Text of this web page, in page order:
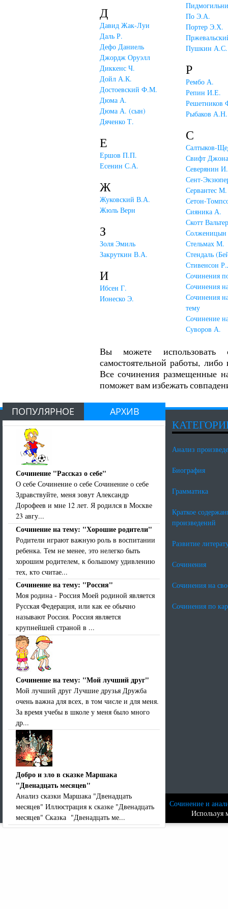
Д
Давид Жак-Луи
Даль Р.
Дефо Даниель
Джордж Оруэлл
Диккенс Ч.
Дойл А.К.
Достоевский Ф.М.
Дюма А.
Дюма А. (сын)
Дяченко Т.
Е
Ершов П.П.
Есенин С.А.
Ж
Жуковский В.А.
Жюль Верн
З
Золя Эмиль
Закруткин В.А.
И
Ибсен Г.
Ионеско Э.
По Э.А.
Портер Э.Х.
Пушкин А.С.
Р
Рембо А.
Репин И.Е.
Решетников
Рыбаков А.Н.
С
Салтыков-
Свифт
Северянин И.
Сент-
Сервантес М.
Сетон-
Сияника А.
Скотт Вальтер
Стельмах М.
Стендаль
Стивенсон
Сочинения
Сочинения
Сочинения
тему
Сочинение
Суворов А.
Вы можете использовать
самостоятельной работы,
Все сочинения размещенные
поможет вам избежать
ПОПУЛЯРНОЕ АРХИВ
Сочинение "Рассказ о себе"
О себе Сочинение о себе Сочинение о себе
Здравствуйте, меня зовут Александр
Дорофеев и мне 12 лет. Я родился в Москве
23 авгу...
Сочинение на тему: "Хорошие родители"
Родители играют важную роль в воспитании
ребенка. Тем не менее, это нелегко быть
хорошим родителем, к большому удивлению
тех, кто считае...
Сочинение на тему: "Россия"
Моя родина - Россия Моей родиной является
Русская Федерация, или как ее обычно
называют Россия. Россия является
крупнейшей страной в ...
Сочинение на тему: "Мой лучший друг"
Мой лучший друг Лучшие друзья Дружба
очень важна для всех, в том числе и для меня.
За время учебы в школе у меня было много
др...
Добро и зло в сказке Маршака
"Двенадцать месяцев"
Анализ сказки Маршака "Двенадцать
месяцев" Иллюстрация к сказке "Двенадцать
месяцев" Сказка "Двенадцать ме...
Анализ
Биография
Грамматика
Краткое
произведений
Развитие
Сочинения
Сочинения на
Сочинения по
Сочинение и
Используя